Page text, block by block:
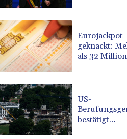
Eurojackpot
geknackt:
als 32
US-
bestätigt